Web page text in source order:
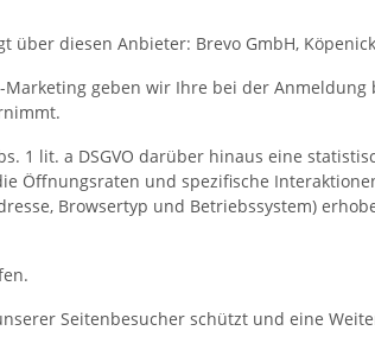
diesen Anbieter: Brevo GmbH,
geben wir Ihre bei der Anmeldung
1 lit. a DSGVO darüber hinaus eine
Öffnungsraten und spezifische
Browsertyp und Betriebssystem)
Seitenbesucher schützt und eine